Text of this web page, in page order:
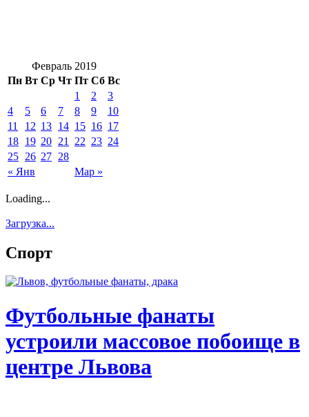
Февраль 2019
Пн Вт Ср Чт Пт Сб Вс
« Янв Мар »
1 2
3
4
5 6 7 8 9
10
11
12 13 14 15 16 17
18 19 20 21 22 23 24
25 26 27 28
Loading...
Загрузка...
Спорт
Футбольные фанаты
устроили массовое побоище в
центре Львова